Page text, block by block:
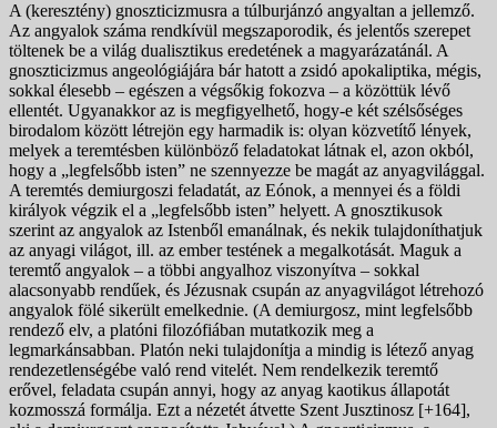
A (keresztény) gnoszticizmusra a túlburjánzó angyaltan a jellemző.
Az angyalok száma rendkívül megszaporodik, és jelentős szerepet
töltenek be a világ dualisztikus eredetének a magyarázatánál. A
gnoszticizmus angeológiájára bár hatott a zsidó apokaliptika, mégis,
sokkal élesebb – egészen a végsőkig fokozva – a közöttük lévő
ellentét. Ugyanakkor az is megfigyelhető, hogy-e két szélsőséges
birodalom között létrejön egy harmadik is: olyan közvetítő lények,
melyek a teremtésben különböző feladatokat látnak el, azon okból,
hogy a „legfelsőbb isten” ne szennyezze be magát az anyagvilággal.
A teremtés demiurgoszi feladatát, az Eónok, a mennyei és a földi
királyok végzik el a „legfelsőbb isten” helyett. A gnosztikusok
szerint az angyalok az Istenből emanálnak, és nekik tulajdoníthatjuk
az anyagi világot, ill. az ember testének a megalkotását. Maguk a
teremtő angyalok – a többi angyalhoz viszonyítva – sokkal
alacsonyabb rendűek, és Jézusnak csupán az anyagvilágot létrehozó
angyalok fölé sikerült emelkednie. (A demiurgosz, mint legfelsőbb
rendező elv, a platóni filozófiában mutatkozik meg a
legmarkánsabban. Platón neki tulajdonítja a mindig is létező anyag
rendezetlenségébe való rend vitelét. Nem rendelkezik teremtő
erővel, feladata csupán annyi, hogy az anyag kaotikus állapotát
kozmosszá formálja. Ezt a nézetét átvette Szent Jusztinosz [+164],